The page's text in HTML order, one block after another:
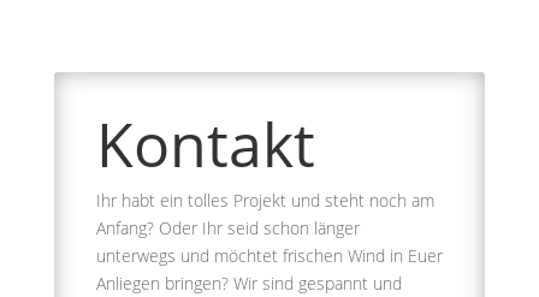
Kontakt
Ihr habt ein tolles Projekt und steht noch am
Anfang? Oder Ihr seid schon länger
unterwegs und möchtet frischen Wind in Euer
Anliegen bringen? Wir sind gespannt und